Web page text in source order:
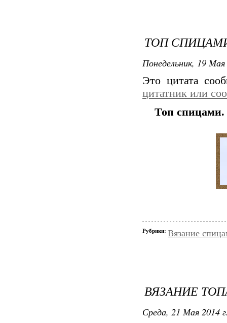
ТОП
Понедельник, 19
Это цитата
цитатник или
Топ спицами.
Рубрики: Вязание
ВЯЗАНИЕ ТОПА
Среда, 21 Мая 2014